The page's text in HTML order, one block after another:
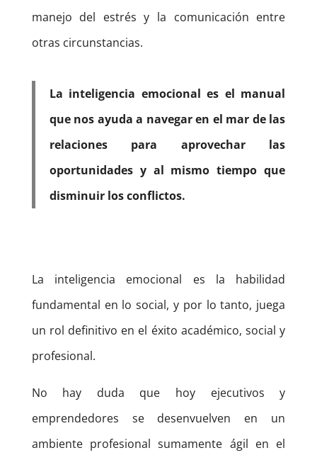
manejo del estrés y la comunicación entre
otras circunstancias.
La inteligencia emocional es el manual
que nos ayuda a navegar en el mar de las
relaciones para aprovechar las
oportunidades y al mismo tiempo que
disminuir los conflictos.
La inteligencia emocional es la habilidad
fundamental en lo social, y por lo tanto, juega
un rol definitivo en el éxito académico, social y
profesional.
No hay duda que hoy ejecutivos y
emprendedores se desenvuelven en un
ambiente profesional sumamente ágil en el